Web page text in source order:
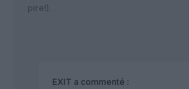
pire!).
EXIT a commenté :